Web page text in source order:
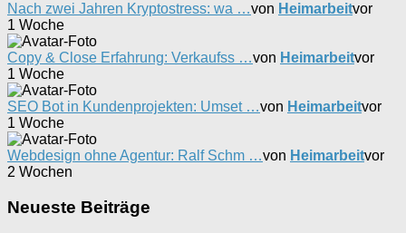
Nach zwei Jahren Kryptostress: wa …von Heimarbeitvor
1 Woche
Copy & Close Erfahrung: Verkaufss …von Heimarbeitvor
1 Woche
SEO Bot in Kundenprojekten: Umset …von Heimarbeitvor
1 Woche
Webdesign ohne Agentur: Ralf Schm …von Heimarbeitvor
2 Wochen
Neueste Beiträge